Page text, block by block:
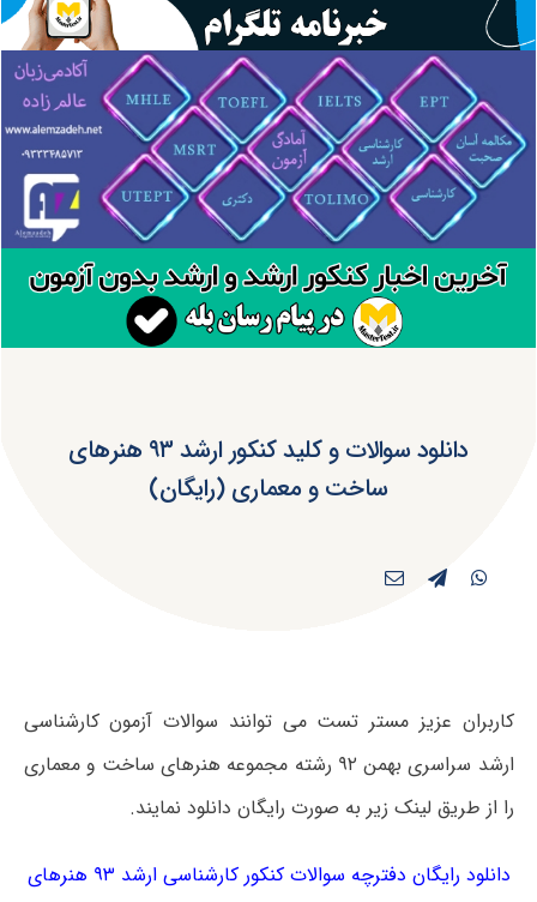
دانلود سوالات و کلید کنکور ارشد ۹۳ هنرهای
ساخت و معماری (رایگان)
کاربران عزیز مستر تست می توانند سوالات آزمون کارشناسی
ارشد سراسری بهمن ۹۲ رشته مجموعه هنرهای ساخت و معماری
را از طریق لینک زیر به صورت رایگان دانلود نمایند.
دانلود رایگان دفترچه سوالات کنکور کارشناسی ارشد ۹۳ هنرهای